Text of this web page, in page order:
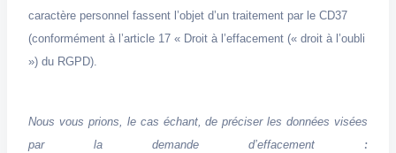
caractère personnel fassent l’objet d’un traitement par le CD37
(conformément à l’article 17 « Droit à l’effacement (« droit à l’oubli
») du RGPD).
Nous vous prions, le cas échant, de préciser les données visées
par la demande d’effacement :